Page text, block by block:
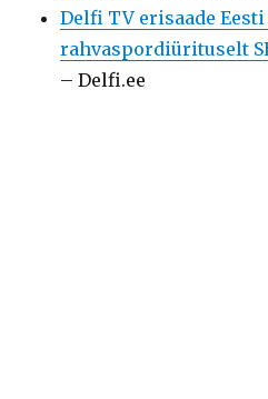
Delfi TV erisaade
rahvaspordiürituselt
– Delfi.ee